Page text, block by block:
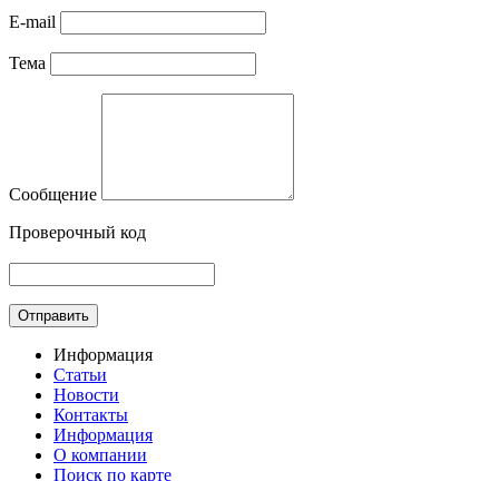
E-mail
Тема
Сообщение
Проверочный код
Отправить
Информация
Статьи
Новости
Контакты
Информация
О компании
Поиск по карте